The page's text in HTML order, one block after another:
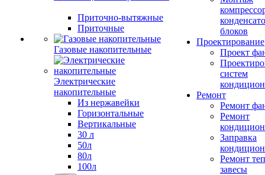
Приточно-вытяжные
Приточные
Газовые накопительные
Электрические
накопительные
Из нержавейки
Горизонтальные
Вертикальные
30 л
50л
80л
100л
блоков
Проектирование
Проект
систем
Ремонт
Ремонт
Ремонт
Заправка
Ремонт
завесы